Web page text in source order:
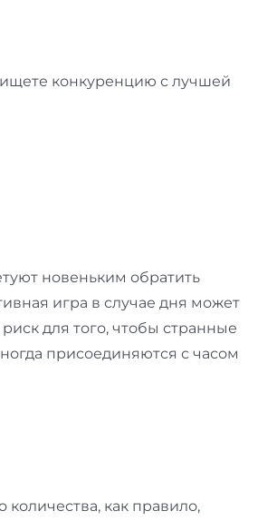
ищете конкуренцию с лучшей
новеньким обратить
игра в случае дня может
для того, чтобы странные
присоединяются с часом
как правило,